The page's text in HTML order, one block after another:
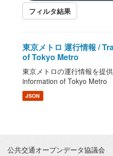
フィルタ結果
東京メトロ 運行情報 /
of Tokyo Metro
東京メトロの運行情報を提
information of Tokyo Metro
JSON
公共交通オープンデータ協議会